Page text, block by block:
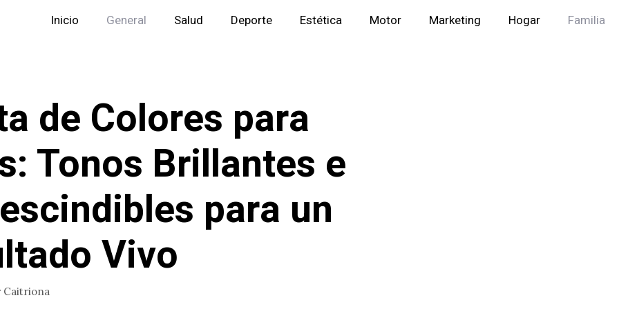
Inicio General Salud Deporte Estética Motor Marketing Hogar Familia
de Colores para
Tonos Brillantes e
para un
Vivo
Caitriona